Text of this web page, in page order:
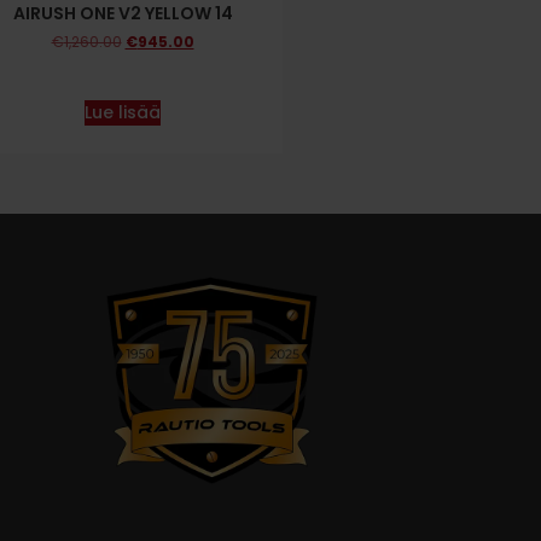
AIRUSH ONE V2 YELLOW 14
€1,260.00 €945.00
Lue lisää